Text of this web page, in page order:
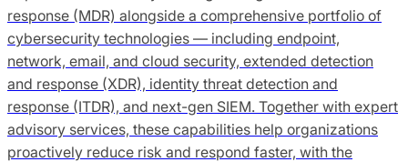
response (MDR) alongside a comprehensive portfolio of
cybersecurity technologies — including endpoint,
network, email, and cloud security, extended detection
and response (XDR), identity threat detection and
response (ITDR), and next-gen SIEM. Together with expert
advisory services, these capabilities help organizations
proactively reduce risk and respond faster, with the